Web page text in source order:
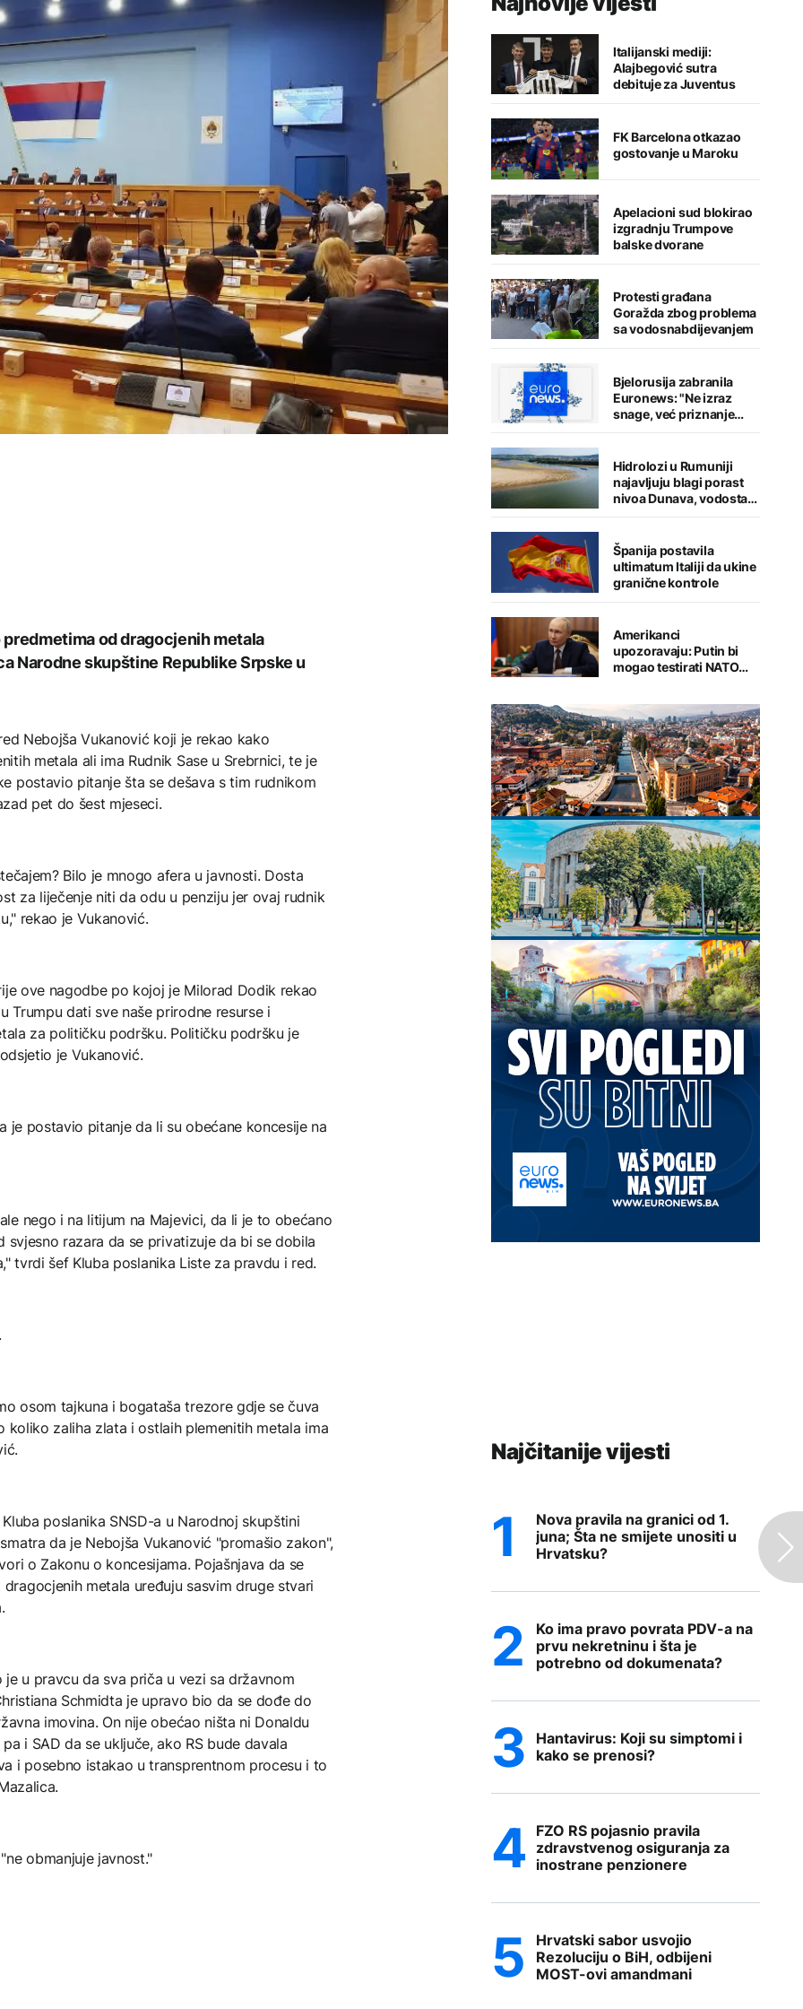
od dragocjenih metala
Narodne skupštine Republike Srpske u
Nebojša Vukanović koji je rekao kako
metala ali ima Rudnik Sase u Srebrnici, te je
postavio pitanje šta se dešava s tim rudnikom
pet do šest mjeseci.
Bilo je mnogo afera u javnosti. Dosta
za liječenje niti da odu u penziju jer ovaj rudnik
rekao je Vukanović.
ove nagodbe po kojoj je Milorad Dodik rekao
Trumpu dati sve naše prirodne resurse i
za političku podršku. Političku podršku je
je Vukanović.
je postavio pitanje da li su obećane koncesije na
nego i na litijum na Majevici, da li je to obećano
svjesno razara da se privatizuje da bi se dobila
tvrdi šef Kluba poslanika Liste za pravdu i red.
osom tajkuna i bogataša trezore gdje se čuva
zaliha zlata i ostlaih plemenitih metala ima
poslanika SNSD-a u Narodnoj skupštini
da je Nebojša Vukanović "promašio zakon",
o Zakonu o koncesijama. Pojašnjava da se
metala uređuju sasvim druge stvari
u pravcu da sva priča u vezi sa državnom
Schmidta je upravo bio da se dođe do
imovina. On nije obećao ništa ni Donaldu
i SAD da se uključe, ako RS bude davala
i posebno istakao u transprentnom procesu i to
obmanjuje javnost."
Italijanski mediji:
Alajbegović sutra
debituje za Juventus
FK Barcelona otkazao
gostovanje u Maroku
Apelacioni sud blokirao
izgradnju Trumpove
balske dvorane
Protesti građana
Goražda zbog problema
sa vodosnabdijevanjem
Bjelorusija zabranila
Euronews: "Ne izraz
snage, već priznanje
straha"
Hidrolozi u Rumuniji
najavljuju blagi porast
nivoa Dunava, vodostaj
rijeke porastao u
Španija postavila
ultimatum Italiji da ukine
granične kontrole
Amerikanci
upozoravaju: Putin bi
mogao testirati NATO
Najčitanije vijesti
Nova pravila na granici od 1.
juna; Šta ne smijete unositi u
Hrvatsku?
Ko ima pravo povrata PDV-a na
prvu nekretninu i šta je
potrebno od dokumenata?
Hantavirus: Koji su simptomi i
kako se prenosi?
FZO RS pojasnio pravila
zdravstvenog osiguranja za
inostrane penzionere
Hrvatski sabor usvojio
Rezoluciju o BiH, odbijeni
MOST-ovi amandmani